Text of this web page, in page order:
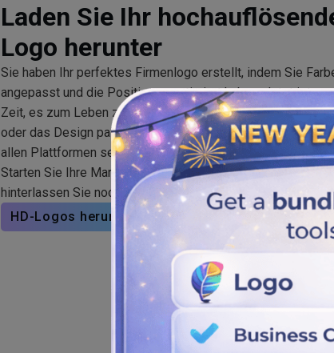
Laden Sie Ihr
Logo herunter
Sie haben Ihr perfektes Firmenlogo erstellt, indem Sie
angepasst und die Positionen optimiert haben. Jetzt ist es
Zeit, es zum Leben zu erwecken. Ob fürSocial Media,
oder das Design passend zuVisitenkarten– Ihr Logo
allen Plattformen seine hohe Auflösung und professionelle
Starten Sie Ihre Marke mühelos mit unserem Logo-
hinterlassen Sie noch heute einen bleibenden Eindruck.
HD-Logos herunterladen
Entdecken